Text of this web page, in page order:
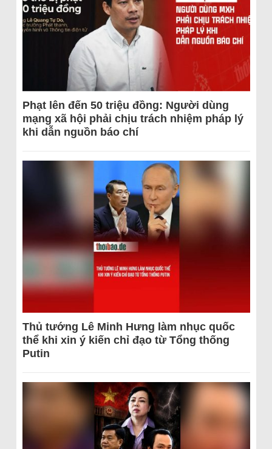
Phạt lên đến 50 triệu đồng: Người dùng
mạng xã hội phải chịu trách nhiệm pháp lý
khi dẫn nguồn báo chí
Thủ tướng Lê Minh Hưng làm nhục quốc
thể khi xin ý kiến chỉ đạo từ Tổng thống
Putin